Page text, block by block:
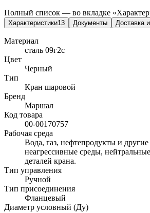
Полный список — во вкладке
Характеристики13 Документы Доставка
Материал
сталь 09г2с
Цвет
Черный
Тип
Кран шаровой
Бренд
Маршал
Код товара
00-00170757
Рабочая среда
Вода, газ, нефтепродукты и
неагрессивные среды,
деталей крана.
Тип управления
Ручной
Тип присоединения
Фланцевый
Диаметр условный (Ду)